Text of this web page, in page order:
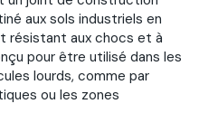
aux sols industriels en
résistant aux chocs et à
pour être utilisé dans les
lourds, comme par
ou les zones